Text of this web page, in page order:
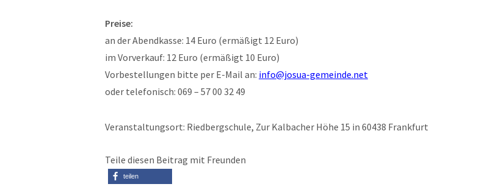
Preise:
an der Abendkasse: 14 Euro (ermäßigt 12 Euro)
im Vorverkauf: 12 Euro (ermäßigt 10 Euro)
Vorbestellungen bitte per E-Mail an: info@josua-gemeinde.net
oder telefonisch: 069 – 57 00 32 49
Veranstaltungsort: Riedbergschule, Zur Kalbacher Höhe 15 in 60438 Frankfurt
Teile diesen Beitrag mit Freunden
teilen